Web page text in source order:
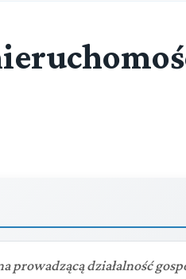
prowadzącą działalność